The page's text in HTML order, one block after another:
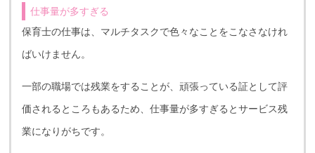
仕事量が多すぎる
保育士の仕事は、マルチタスクで色々なことをこなさなけれ
ばいけません。
一部の職場では残業をすることが、頑張っている証として評
価されるところもあるため、仕事量が多すぎるとサービス残
業になりがちです。